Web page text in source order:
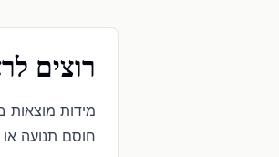
רוצים
מידות מוצאות
חוסם תנועה